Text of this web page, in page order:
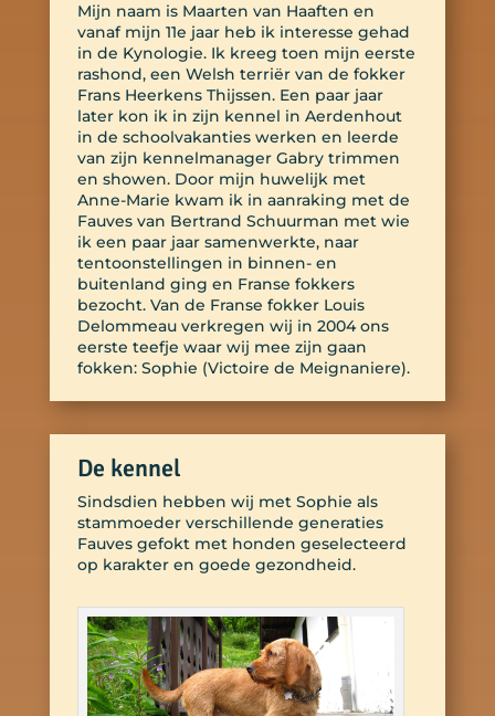
Mijn naam is Maarten van Haaften en
vanaf mijn 11e jaar heb ik interesse gehad
in de Kynologie. Ik kreeg toen mijn eerste
rashond, een Welsh terriër van de fokker
Frans Heerkens Thijssen. Een paar jaar
later kon ik in zijn kennel in Aerdenhout
in de schoolvakanties werken en leerde
van zijn kennelmanager Gabry trimmen
en showen. Door mijn huwelijk met
Anne-Marie kwam ik in aanraking met de
Fauves van Bertrand Schuurman met wie
ik een paar jaar samenwerkte, naar
tentoonstellingen in binnen- en
buitenland ging en Franse fokkers
bezocht. Van de Franse fokker Louis
Delommeau verkregen wij in 2004 ons
eerste teefje waar wij mee zijn gaan
fokken: Sophie (Victoire de Meignaniere).
De kennel
Sindsdien hebben wij met Sophie als
stammoeder verschillende generaties
Fauves gefokt met honden geselecteerd
op karakter en goede gezondheid.